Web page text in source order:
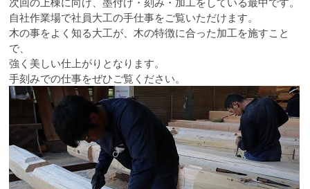
自社作業場で社員大工の手仕事をご覧いただけます。
木の事をよく知る大工が、木の特徴に合った加工を施すこと
で、
強く美しい仕上がりとなります。
手刻みでの仕事をぜひご覧ください。